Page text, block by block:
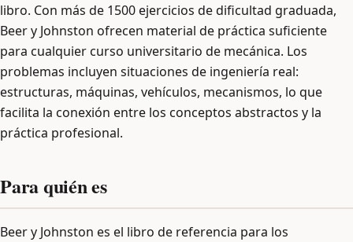
libro. Con más de 1500 ejercicios de dificultad graduada,
Beer y Johnston ofrecen material de práctica suficiente
para cualquier curso universitario de mecánica. Los
problemas incluyen situaciones de ingeniería real:
estructuras, máquinas, vehículos, mecanismos, lo que
facilita la conexión entre los conceptos abstractos y la
práctica profesional.
Para quién es
Beer y Johnston es el libro de referencia para los